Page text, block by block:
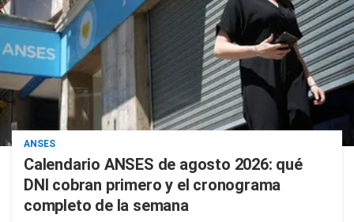
ANSES
Calendario ANSES de agosto 2026: qué
DNI cobran primero y el cronograma
completo de la semana